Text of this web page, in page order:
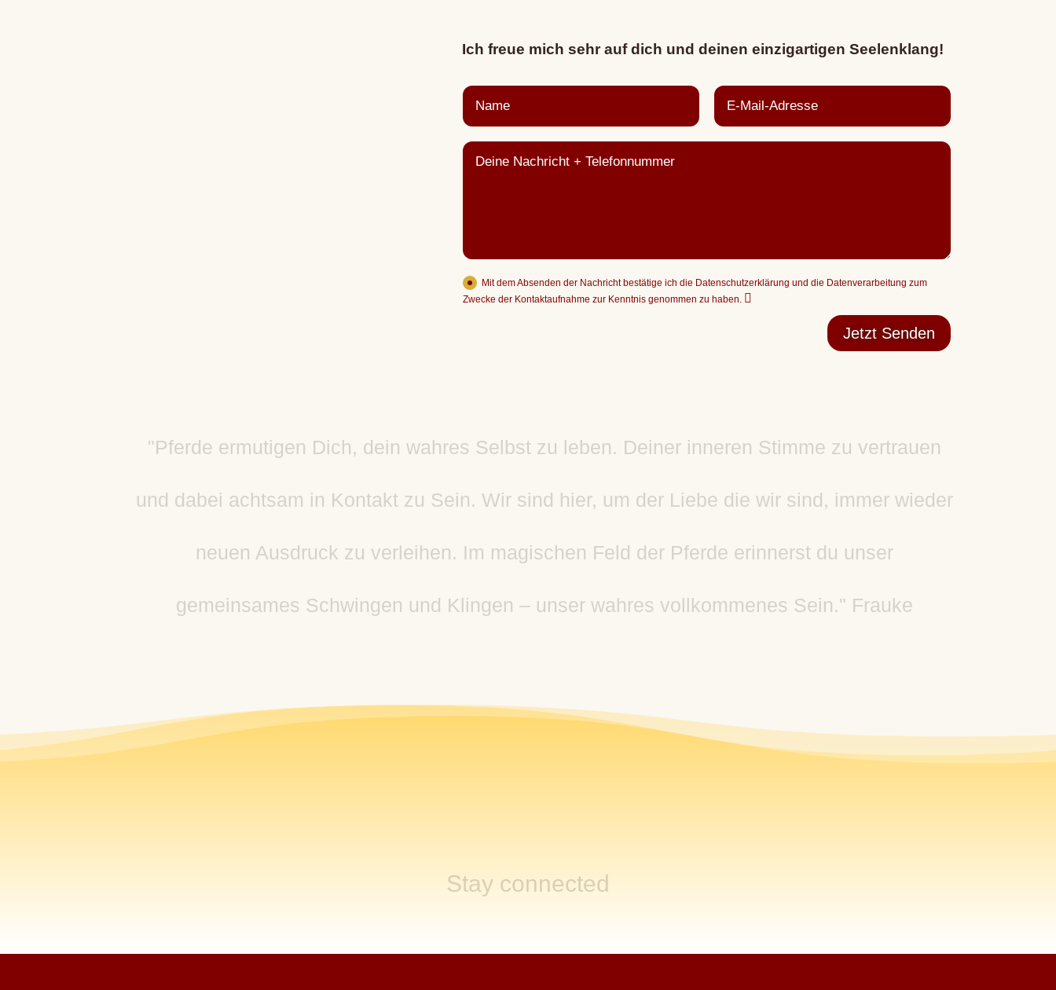
Ich freue mich sehr auf dich und deinen einzigartigen Seelenklang!
Mit dem Absenden der Nachricht bestätige ich die Datenschutzerklärung und die Datenverarbeitung zum
Zwecke der Kontaktaufnahme zur Kenntnis genommen zu haben.
Jetzt Senden
"Pferde ermutigen Dich, dein wahres Selbst zu leben. Deiner inneren Stimme zu vertrauen
und dabei achtsam in Kontakt zu Sein. Wir sind hier, um der Liebe die wir sind, immer wieder
neuen Ausdruck zu verleihen. Im magischen Feld der Pferde erinnerst du unser
gemeinsames Schwingen und Klingen – unser wahres vollkommenes Sein." Frauke
Stay connected